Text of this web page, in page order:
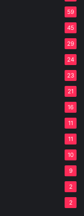
59
45
29
24
23
21
16
11
11
10
9
2
2